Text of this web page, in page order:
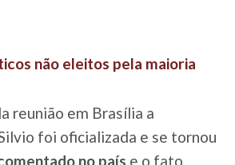
não eleitos pela maioria
reunião em Brasília a
foi oficializada e se tornou
no país e o fato